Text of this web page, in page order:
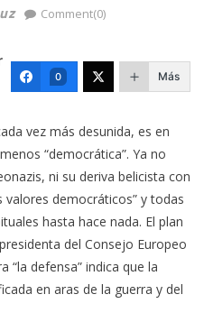
Comment(0)
0 Más
vez más desunida, es en
“democrática”. Ya no
ni su deriva belicista con
democráticos” y todas
hasta hace nada. El plan
del Consejo Europeo
“la defensa” indica que la
en aras de la guerra y del